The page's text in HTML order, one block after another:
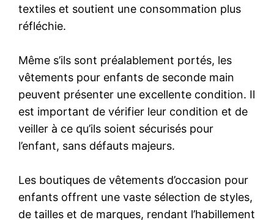
textiles et soutient une consommation plus
réfléchie.
Même s’ils sont préalablement portés, les
vêtements pour enfants de seconde main
peuvent présenter une excellente condition. Il
est important de vérifier leur condition et de
veiller à ce qu’ils soient sécurisés pour
l’enfant, sans défauts majeurs.
Les boutiques de vêtements d’occasion pour
enfants offrent une vaste sélection de styles,
de tailles et de marques, rendant l’habillement